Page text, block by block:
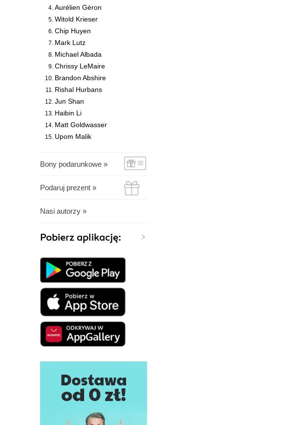
Aurélien Géron
Witold Krieser
Chip Huyen
Mark Lutz
Michael Albada
Chrissy LeMaire
Brandon Abshire
Rishal Hurbans
Jun Shan
Haibin Li
Matt Goldwasser
Upom Malik
Bony podarunkowe »
Podaruj prezent »
Nasi autorzy »
Pobierz aplikację: